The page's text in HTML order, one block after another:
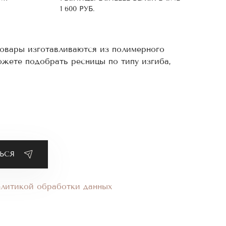
1 600РУБ.
изготавливаются из полимерного
подобрать ресницы по типу изгиба,
с ними работать. Широкий
наращивания. Вы останетесь довольным
обработки данных